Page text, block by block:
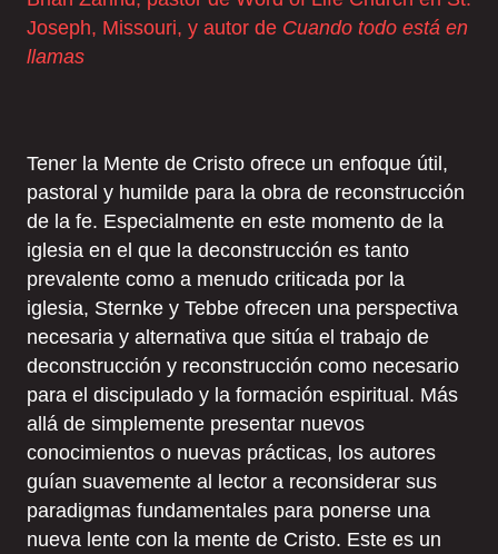
Joseph, Missouri, y autor de Cuando todo está en
llamas
Tener la Mente de Cristo ofrece un enfoque útil,
pastoral y humilde para la obra de reconstrucción
de la fe. Especialmente en este momento de la
iglesia en el que la deconstrucción es tanto
prevalente como a menudo criticada por la
iglesia, Sternke y Tebbe ofrecen una perspectiva
necesaria y alternativa que sitúa el trabajo de
deconstrucción y reconstrucción como necesario
para el discipulado y la formación espiritual. Más
allá de simplemente presentar nuevos
conocimientos o nuevas prácticas, los autores
guían suavemente al lector a reconsiderar sus
paradigmas fundamentales para ponerse una
nueva lente con la mente de Cristo. Este es un